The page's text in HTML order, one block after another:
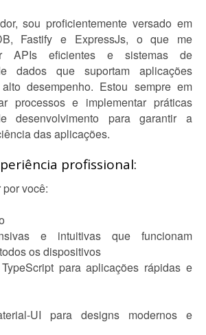
sou proficientemente versado em
Fastify e ExpressJs, o que me
APIs eficientes e sistemas de
dados que suportam aplicações
desempenho. Estou sempre em
processos e implementar práticas
desenvolvimento para garantir a
das aplicações.
profissional:
você:
e intuitivas que funcionam
os dispositivos
para aplicações rápidas e
UI para designs modernos e